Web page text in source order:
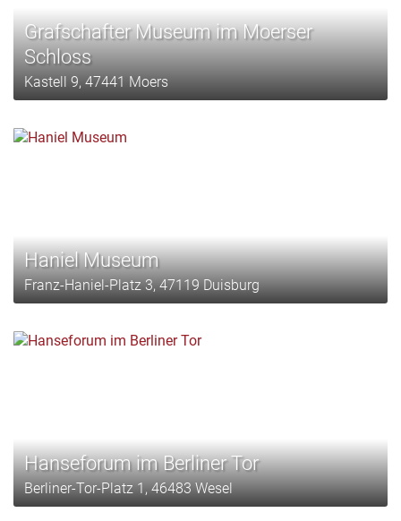
Grafschafter Museum im Moerser
Schloss
Kastell 9, 47441 Moers
Haniel Museum
Franz-Haniel-Platz 3, 47119 Duisburg
Hanseforum im Berliner Tor
Berliner-Tor-Platz 1, 46483 Wesel